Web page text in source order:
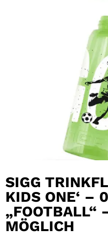
SIGG
KIDS ONE‘ –
„FOOTBALL“
MÖGLICH